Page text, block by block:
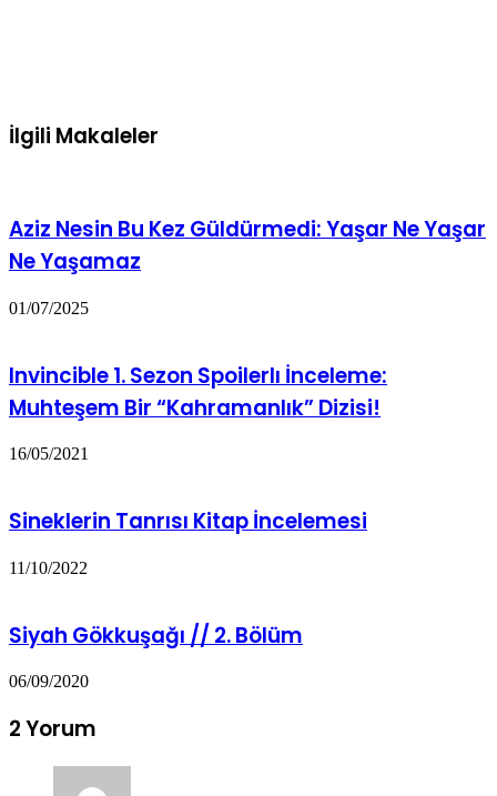
İlgili Makaleler
Aziz Nesin Bu Kez Güldürmedi: Yaşar Ne Yaşar
Ne Yaşamaz
01/07/2025
Invincible 1. Sezon Spoilerlı İnceleme:
Muhteşem Bir “Kahramanlık” Dizisi!
16/05/2021
Sineklerin Tanrısı Kitap İncelemesi
11/10/2022
Siyah Gökkuşağı // 2. Bölüm
06/09/2020
2 Yorum